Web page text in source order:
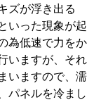
ズが浮き出る
いった現象が起
為低速で力をか
いますが、それ
いますので、濡
パネルを冷まし